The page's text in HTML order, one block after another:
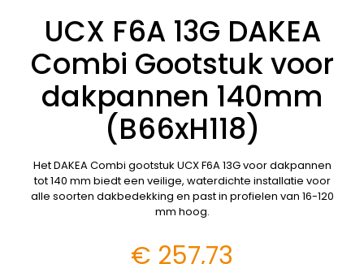
UCX F6A 13G DAKEA
Combi Gootstuk voor
dakpannen 140mm
(B66xH118)
Het DAKEA Combi gootstuk UCX F6A 13G voor dakpannen
tot 140 mm biedt een veilige, waterdichte installatie voor
alle soorten dakbedekking en past in profielen van 16-120
mm hoog.
€ 257,73